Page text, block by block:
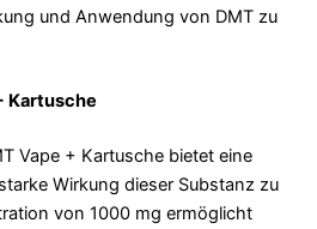
und Anwendung von DMT zu
Kartusche
Vape + Kartusche bietet eine
Wirkung dieser Substanz zu
von 1000 mg ermöglicht